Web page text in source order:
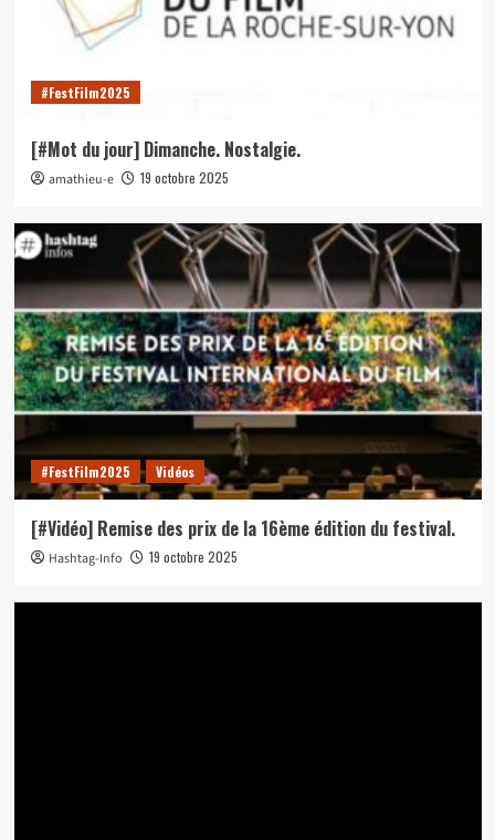
#FestFilm2025
[#Mot du jour] Dimanche. Nostalgie.
amathieu-e 19 octobre 2025
#FestFilm2025 Vidéos
[#Vidéo] Remise des prix de la 16ème édition du festival.
Hashtag-Info 19 octobre 2025